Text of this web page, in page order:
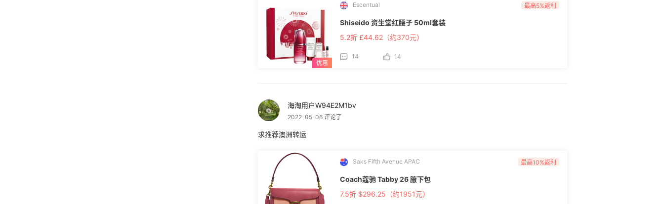
Escentual 最高5%返利
Shiseido 资生堂红腰子 50ml套装
5.2折 £44.62（约370元）
14 14
海淘用户W94E2M1bv
2022-05-06 评论了
求推荐澳洲转运
Saks Fifth Avenue APAC 最高10%返利
Coach蔻驰 Tabby 26 腋下包
7.5折 $296.25（约1951元）